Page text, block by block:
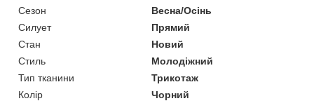
Сезон
Весна/Осінь
Силует
Прямий
Стан
Новий
Стиль
Молодіжний
Тип тканини
Трикотаж
Колір
Чорний